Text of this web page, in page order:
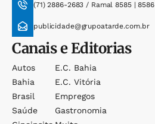
(71) 2886-2683 / Ramal 8585 | 8586
publicidade@grupoatarde.com.br
Canais e Editorias
Autos
Bahia
Brasil
Saúde
E.c. Bahia
E.c. Vitória
Empregos
Gastronomia